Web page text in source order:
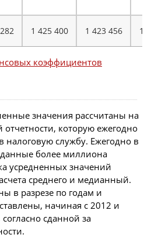
1 425 400 1 423 456 1
коэффициентов
значения рассчитаны на
которую ежегодно
налоговую службу. Ежегодно в
данные более миллиона
усредненных значений
среднего и медианный.
в разрезе по годам и
начиная с 2012 и
сданной за